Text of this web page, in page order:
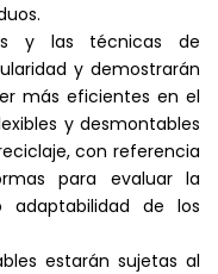
y las técnicas de
y demostrarán
más eficientes en el
y desmontables
con referencia
para evaluar la
adaptabilidad de los
estarán sujetas al